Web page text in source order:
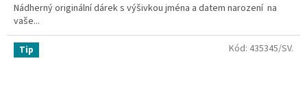
Nádherný originální dárek s výšivkou jména a datem narození na
vaše...
Tip Kód: 435345/SV.